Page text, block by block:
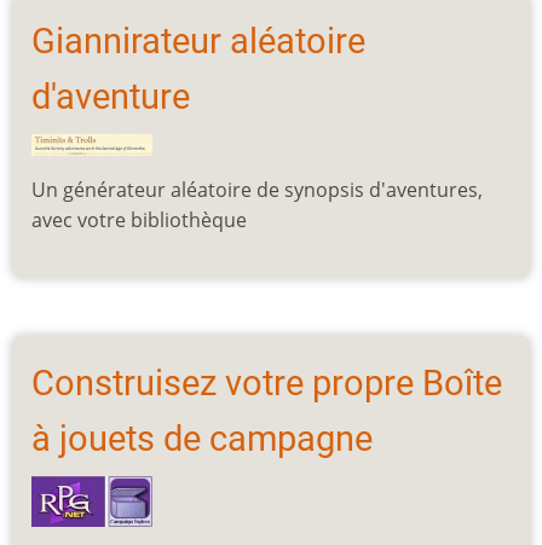
Giannirateur aléatoire
d'aventure
Un générateur aléatoire de synopsis d'aventures,
avec votre bibliothèque
Construisez votre propre Boîte
à jouets de campagne